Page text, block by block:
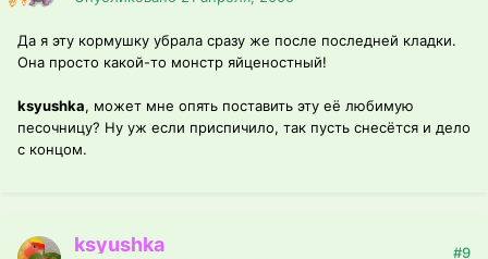
Да я эту кормушку убрала сразу же после последней кладки.
Она просто какой-то монстр яйценостный!
ksyushka, может мне опять поставить эту её любимую
песочницу? Ну уж если приспичило, так пусть снесётся и дело
с концом.
ksyushka #9